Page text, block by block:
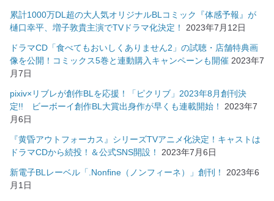
累計1000万DL超の大人気オリジナルBLコミック『体感予報』が
樋口幸平、増子敦貴主演でTVドラマ化決定！
2023年7月12日
ドラマCD「食べてもおいしくありません2」の試聴・店舗特典画
像を公開！コミックス5巻と連動購入キャンペーンも開催 2023年7
月7日
pixiv×リブレが創作BLを応援！「ピクリブ」2023年8月創刊決
定!! ビーボーイ創作BL大賞出身作が早くも連載開始！
2023年7
月6日
『黄昏アウトフォーカス』シリーズTVアニメ化決定！キャストは
ドラマCDから続投！＆公式SNS開設！
2023年7月6日
新電子BLレーベル「.Nonfine（ノンフィーネ）」創刊！
2023年6
月1日